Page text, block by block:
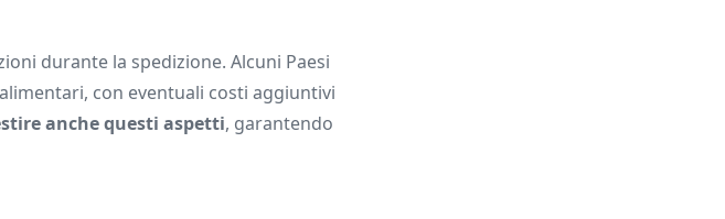
durante la spedizione. Alcuni Paesi
con eventuali costi aggiuntivi
anche questi aspetti, garantendo